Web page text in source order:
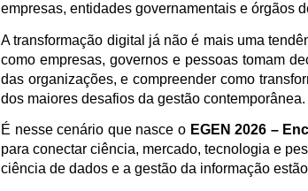
empresas, entidades governamentais e órgãos
A transformação digital já não é mais uma
como empresas, governos e pessoas tomam
das organizações, e compreender como
dos maiores desafios da gestão contemporânea.
É nesse cenário que nasce o EGEN 2026 –
para conectar ciência, mercado, tecnologia e
ciência de dados e a gestão da informação